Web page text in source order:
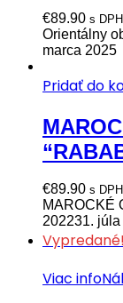
€89.90 s DPH
Orientálny
marca 2025
Pridať do
€89.90 s DPH
MAROCKÉ
202231.
Vypredané!
Viac info